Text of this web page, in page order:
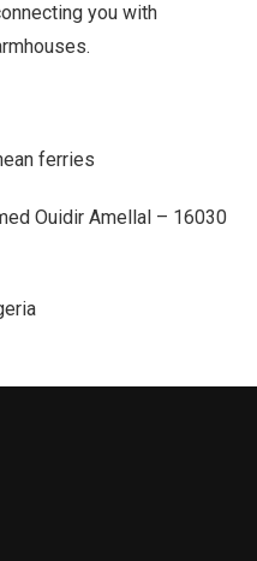
you with
ferries
Ouidir Amellal – 16030